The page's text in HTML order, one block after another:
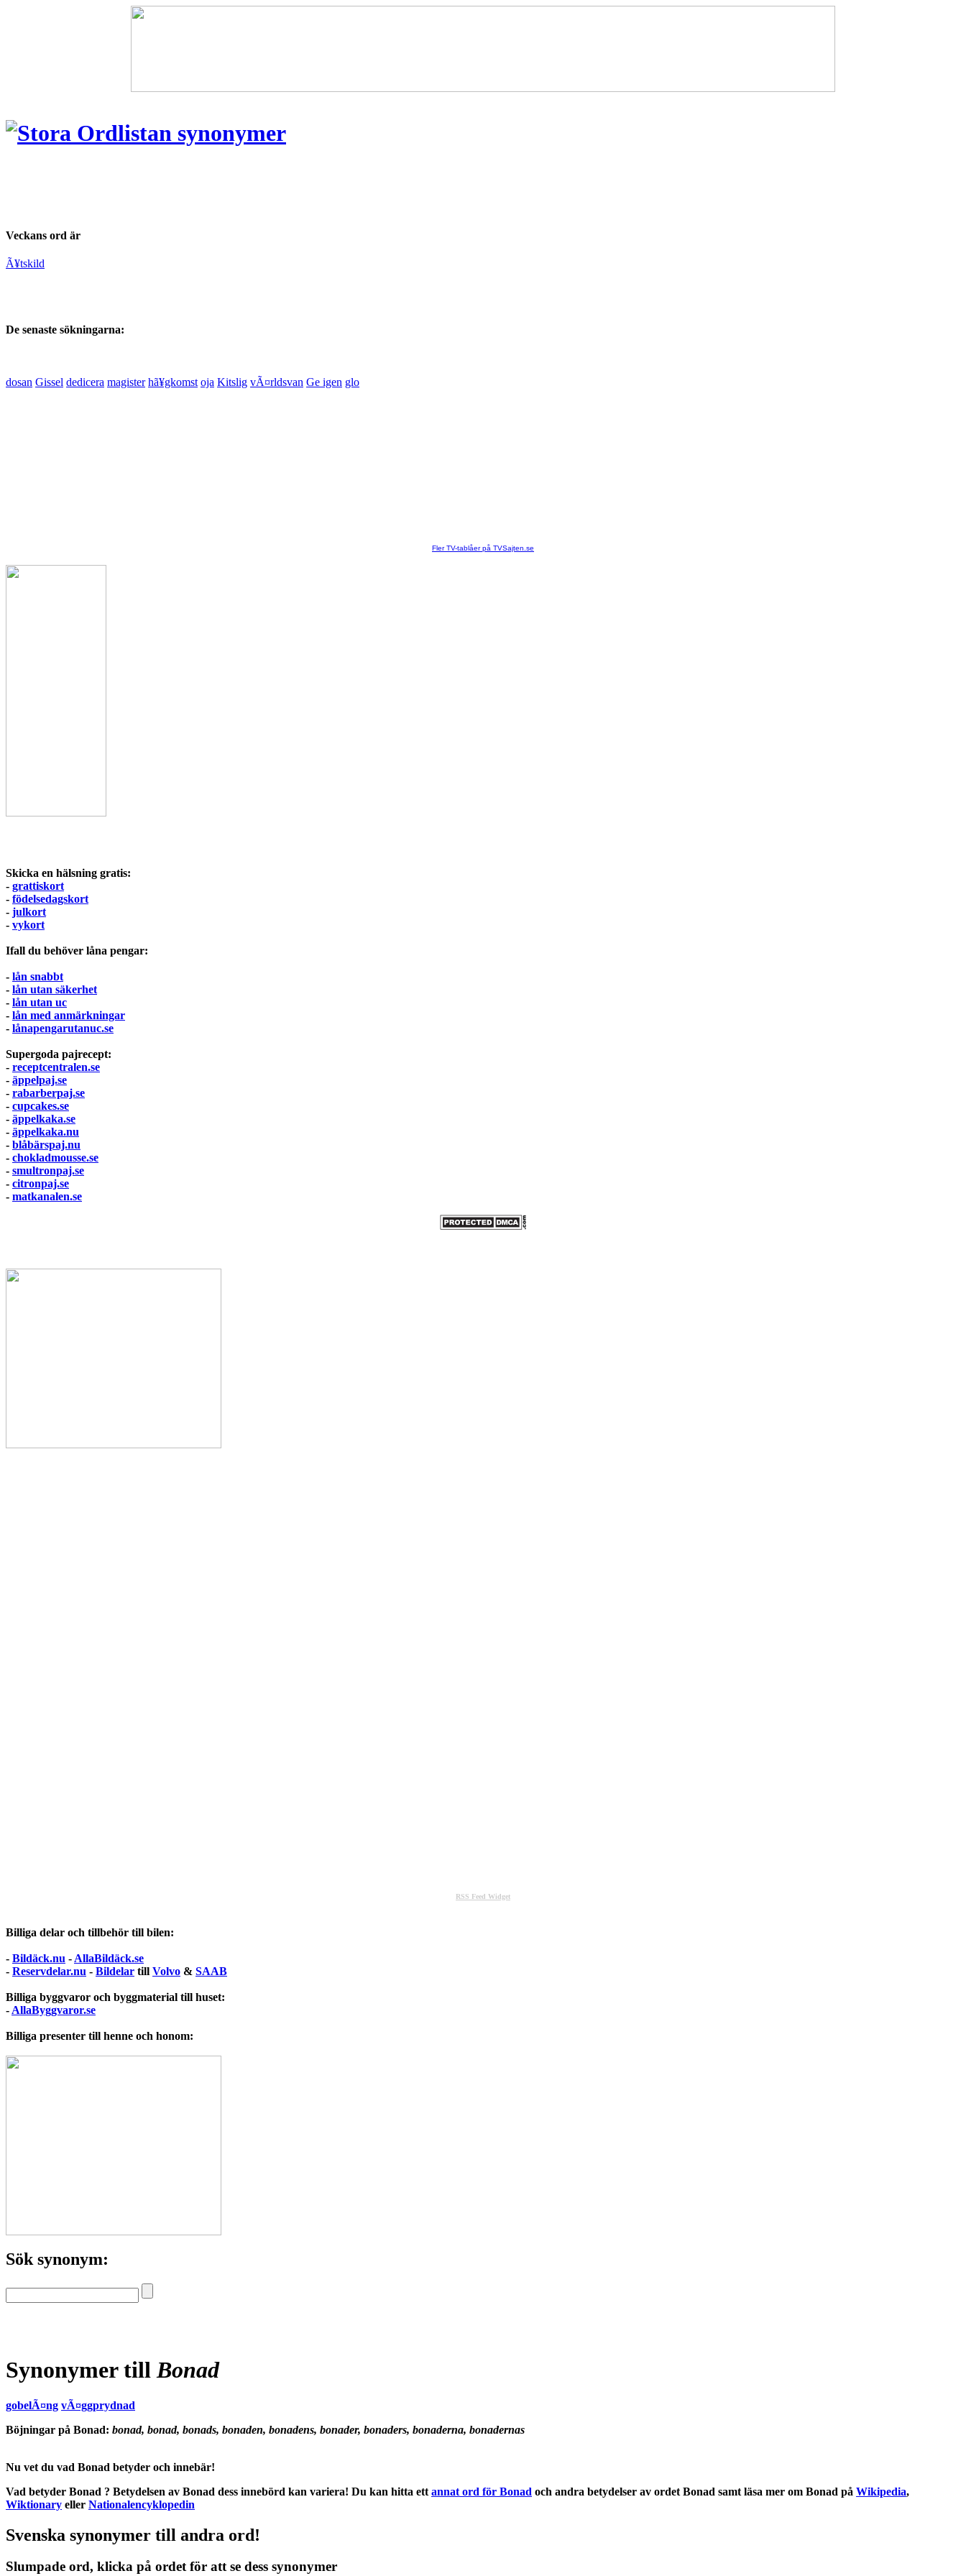
Veckans ord är
Ã¥tskild
De senaste sökningarna:
dosan Gissel dedicera magister hã¥gkomst oja Kitslig vÃ¤rldsvan Ge igen glo
Fler TV-tablåer på TVSajten.se
Skicka en hälsning gratis:
- grattiskort
- födelsedagskort
- julkort
- vykort
Ifall du behöver låna pengar:
- lån snabbt
- lån utan säkerhet
- lån utan uc
- lån med anmärkningar
- lånapengarutanuc.se
Supergoda pajrecept:
- receptcentralen.se
- äppelpaj.se
- rabarberpaj.se
- cupcakes.se
- äppelkaka.se
- äppelkaka.nu
- blåbärspaj.nu
- chokladmousse.se
- smultronpaj.se
- citronpaj.se
- matkanalen.se
RSS Feed Widget
Billiga delar och tillbehör till bilen:
- Bildäck.nu - AllaBildäck.se
- Reservdelar.nu - Bildelar till Volvo & SAAB
Billiga byggvaror och byggmaterial till huset:
- AllaByggvaror.se
Billiga presenter till henne och honom:
Sök synonym:
Synonymer till Bonad
gobelÃ¤ng vÃ¤ggprydnad
Böjningar på Bonad: bonad, bonad, bonads, bonaden, bonadens, bonader, bonaders, bonaderna, bonadernas
Nu vet du vad Bonad betyder och innebär!
Vad betyder Bonad ? Betydelsen av Bonad dess innebörd kan variera! Du kan hitta ett annat ord för Bonad och andra betydelser av ordet Bonad samt läsa mer om Bonad på Wikipedia,
Wiktionary eller Nationalencyklopedin
Svenska synonymer till andra ord!
Slumpade ord, klicka på ordet för att se dess synonymer